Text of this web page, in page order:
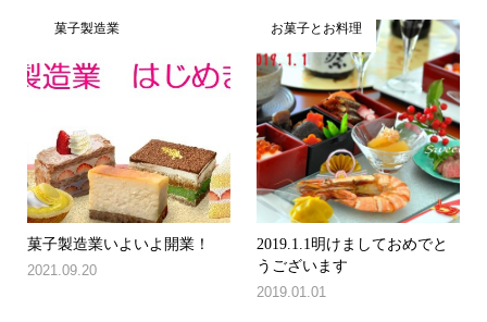
菓子製造業
菓子製造業いよいよ開業！
2021.09.20
お菓子とお料理
2019.1.1明けましておめでと
うございます
2019.01.01